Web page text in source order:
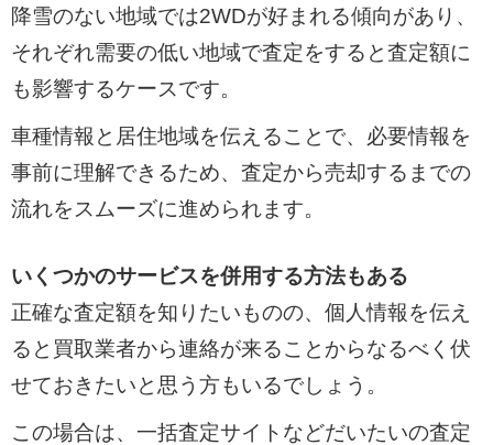
降雪のない地域では2WDが好まれる傾向があり、
それぞれ需要の低い地域で査定をすると査定額に
も影響するケースです。
車種情報と居住地域を伝えることで、必要情報を
事前に理解できるため、査定から売却するまでの
流れをスムーズに進められます。
いくつかのサービスを併用する方法もある
正確な査定額を知りたいものの、個人情報を伝え
ると買取業者から連絡が来ることからなるべく伏
せておきたいと思う方もいるでしょう。
この場合は、一括査定サイトなどだいたいの査定